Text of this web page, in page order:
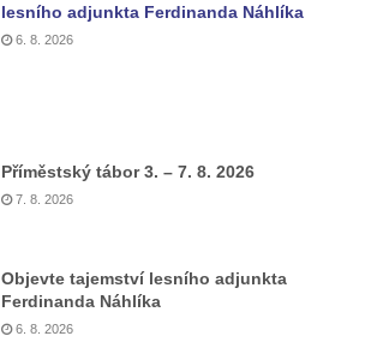
lesního adjunkta Ferdinanda Náhlíka
6. 8. 2026
Příměstský tábor 3. – 7. 8. 2026
7. 8. 2026
Objevte tajemství lesního adjunkta
Ferdinanda Náhlíka
6. 8. 2026